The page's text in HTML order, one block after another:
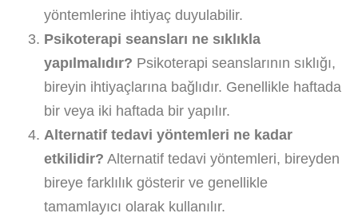
yöntemlerine ihtiyaç duyulabilir.
Psikoterapi seansları ne sıklıkla
yapılmalıdır? Psikoterapi seanslarının sıklığı,
bireyin ihtiyaçlarına bağlıdır. Genellikle haftada
bir veya iki haftada bir yapılır.
Alternatif tedavi yöntemleri ne kadar
etkilidir? Alternatif tedavi yöntemleri, bireyden
bireye farklılık gösterir ve genellikle
tamamlayıcı olarak kullanılır.